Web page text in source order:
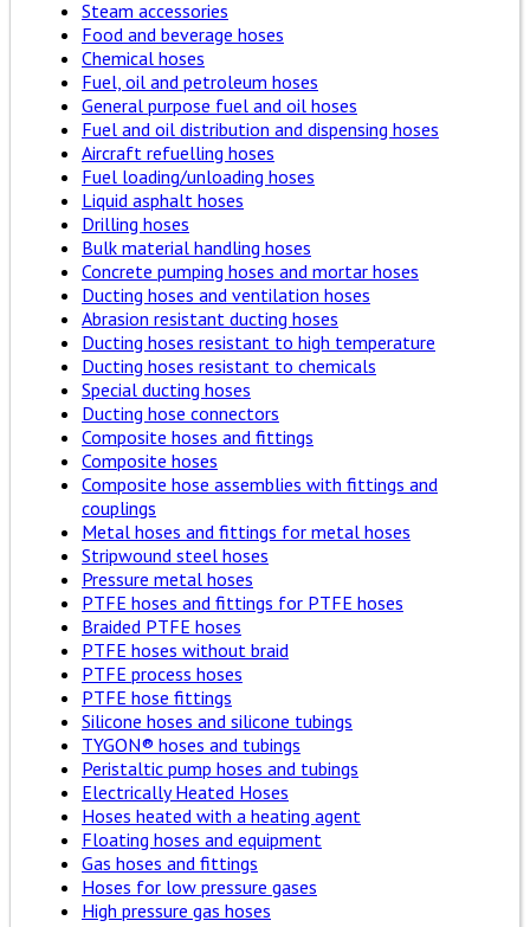
Steam accessories
Food and beverage hoses
Chemical hoses
Fuel, oil and petroleum hoses
General purpose fuel and oil hoses
Fuel and oil distribution and dispensing hoses
Aircraft refuelling hoses
Fuel loading/unloading hoses
Liquid asphalt hoses
Drilling hoses
Bulk material handling hoses
Concrete pumping hoses and mortar hoses
Ducting hoses and ventilation hoses
Abrasion resistant ducting hoses
Ducting hoses resistant to high temperature
Ducting hoses resistant to chemicals
Special ducting hoses
Ducting hose connectors
Composite hoses and fittings
Composite hoses
Composite hose assemblies with fittings and
couplings
Metal hoses and fittings for metal hoses
Stripwound steel hoses
Pressure metal hoses
PTFE hoses and fittings for PTFE hoses
Braided PTFE hoses
PTFE hoses without braid
PTFE process hoses
PTFE hose fittings
Silicone hoses and silicone tubings
TYGON® hoses and tubings
Peristaltic pump hoses and tubings
Electrically Heated Hoses
Hoses heated with a heating agent
Floating hoses and equipment
Gas hoses and fittings
Hoses for low pressure gases
High pressure gas hoses